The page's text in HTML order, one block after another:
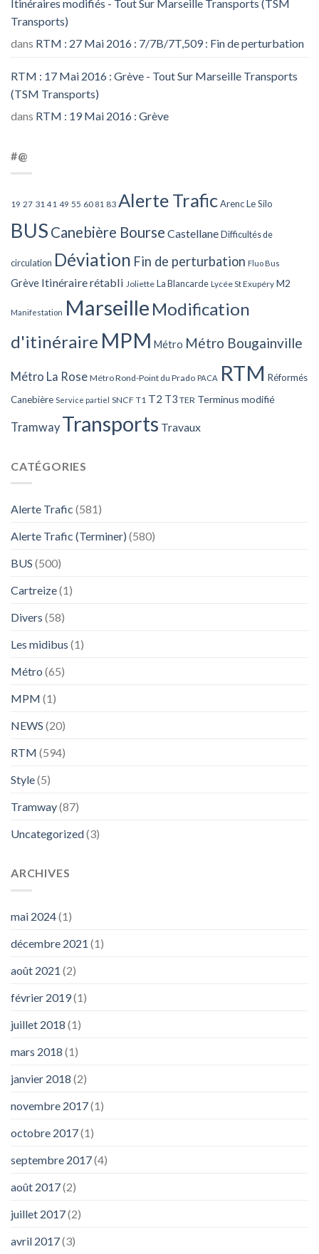
Itinéraires modifiés - Tout Sur Marseille Transports (TSM
Transports)
dans RTM : 27 Mai 2016 : 7/7B/7T,509 : Fin de perturbation
RTM : 17 Mai 2016 : Grève - Tout Sur Marseille Transports
(TSM Transports)
dans RTM : 19 Mai 2016 : Grève
#@
19 27 31 41 49 55 60 81 83 Alerte TraficArenc Le Silo
BUS Canebière Bourse Castellane Difficultés de
circulation Déviation Fin de perturbation Fluo Bus
Grève Itinéraire rétabli Joliette La Blancarde Lycée St Exupéry M2
Manifestation Marseille Modification
d'itinéraire MPM Métro Métro Bougainville
Métro La Rose Métro Rond-Point du Prado PACA RTM Réformés
Canebière Service partiel SNCF T1 T2 T3 TER Terminus modifié
Tramway Transports Travaux
CATÉGORIES
Alerte Trafic (581)
Alerte Trafic (Terminer) (580)
BUS (500)
Cartreize(1)
Divers (58)
Les midibus (1)
Métro (65)
MPM (1)
NEWS (20)
RTM (594)
Style(5)
Tramway(87)
Uncategorized(3)
ARCHIVES
mai 2024(1)
décembre 2021 (1)
août 2021 (2)
février 2019(1)
juillet 2018 (1)
mars 2018 (1)
janvier 2018 (2)
novembre 2017(1)
octobre 2017(1)
septembre 2017(4)
août 2017(2)
juillet 2017(2)
avril 2017(3)